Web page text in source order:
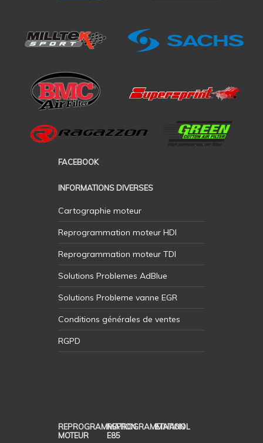
FACEBOOK
INFORMATIONS DIVERSES
Cartographie moteur
Reprogrammation moteur HDI
Reprogrammation moteur TDI
Solutions Problemes AdBlue
Solutions Probleme vanne EGR
Conditions générales de ventes
RGPD
REPROGRAMMATION
MOTEUR
REPROGRAMMATION
E85
ETHANOL